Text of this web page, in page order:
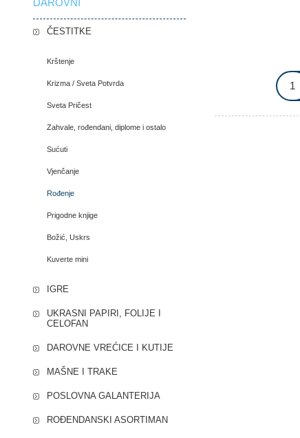
DAROVNI
ČESTITKE
Krštenje
Krizma / Sveta Potvrda
Sveta Pričest
Zahvale, rođendani, diplome i ostalo
Sućuti
Vjenčanje
Rođenje
Prigodne knjige
Božić, Uskrs
Kuverte mini
IGRE
UKRASNI PAPIRI, FOLIJE I
CELOFAN
DAROVNE VREĆICE I KUTIJE
MAŠNE I TRAKE
POSLOVNA GALANTERIJA
ROĐENDANSKI ASORTIMAN